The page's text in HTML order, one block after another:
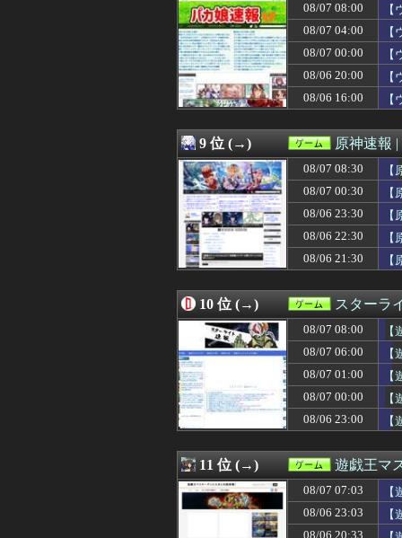
08/06 22:30
【原神】 新聖遺
08/06 22:08
【ウマ娘】あれ
08/06 22:07
【スト6】竹内
08/06 22:06
【ウマ娘】須藤
08/06 22:00
【艦これ】バニ
08/06 22:00
『スマートウォ
08/06 22:00
ファイアーエム
08/06 22:00
【画像】露悪ア
08/06 21:45
エアギアって再
08/06 21:30
【FE万紫千紅】
08/06 21:30
【遊戯王情報】
08/06 21:30
【原神】オデッ
08/06 21:28
【モンハンワイ
08/06 21:06
【8月LOH】逃
08/06 21:03
【FF14】寝転が
08/06 21:02
【遊戯王OCG情
08/06 21:00
【東方】獣人キ
08/06 21:00
ライター「
08/06 21:00
【グラブル】毎
08/06 21:00
【艦これ】煙幕
08/06 21:00
ゲオ「物理メデ
08/06 20:47
【衝撃】SHIEN
08/06 20:33
【遊戯王】「シ
08/06 20:25
フロム以外の高
08/06 20:01
『みんなのゴル
08/06 20:00
【朗報】『冥王
08/06 20:00
【グラブル】ぐ
08/06 20:00
【ウマ娘】唐突
08/06 20:00
『真・女神転生
【遊戯王ラッシ
08/07 08:00
08/07 04:00
08/07 00:00
08/06 20:00
08/06 16:00
9 位 (→) 原神速報
08/07 08:30
08/07 00:30
08/06 23:30
08/06 22:30
08/06 21:30
10 位 (→) スターラ
08/07 08:00
08/07 06:00
08/07 01:00
08/07 00:00
実
08/06 23:00
11 位 (→) 遊戯王マ
08/07 07:03
08/06 23:03
08/06 20:33